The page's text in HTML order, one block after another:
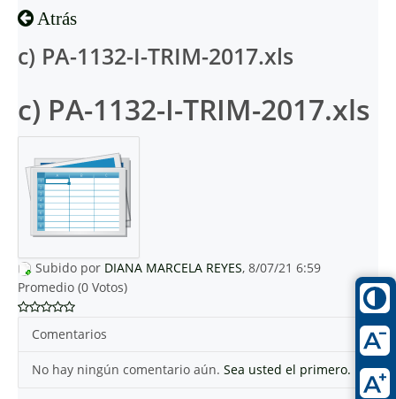
Atrás
c) PA-1132-I-TRIM-2017.xls
c) PA-1132-I-TRIM-2017.xls
Subido por DIANA MARCELA REYES, 8/07/21 6:59
Promedio (0 Votos)
Comentarios
No hay ningún comentario aún. Sea usted el primero.